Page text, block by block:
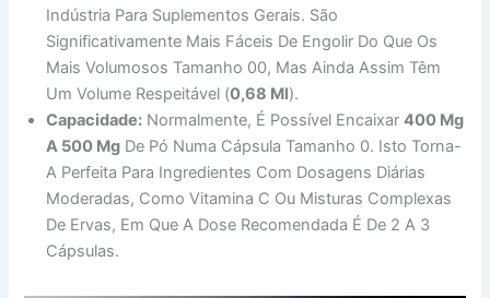
Indústria Para Suplementos Gerais. São
Significativamente Mais Fáceis De Engolir Do Que Os
Mais Volumosos Tamanho 00, Mas Ainda Assim Têm
Um Volume Respeitável (0,68 Ml).
Capacidade: Normalmente, É Possível Encaixar400 Mg
A 500 Mg De Pó Numa Cápsula Tamanho 0. Isto Torna-
A Perfeita Para Ingredientes Com Dosagens Diárias
Moderadas, Como Vitamina C Ou Misturas Complexas
De Ervas, Em Que A Dose Recomendada É De 2 A 3
Cápsulas.